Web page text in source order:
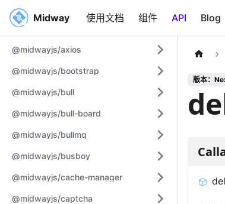
Midway 使用文档 组件 API Blog
Midway
@midwayjs/axios
@midwayjs/bootstrap
@midwayjs/bull
@midwayjs/bull-board
@midwayjs/bullmq
@midwayjs/busboy
@midwayjs/cache-manager
@midwayjs/captcha
版本：